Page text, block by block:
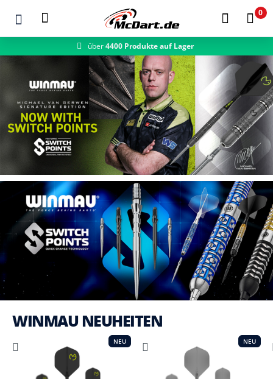
Zum Hauptinhalt springen
0
schneller Versand
WINMAU NEUHEITEN
NEU NEU